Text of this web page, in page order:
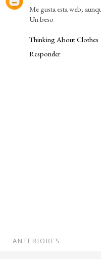
Me gusta esta web,
Un beso
Thinking About Clothes
Responder
ANTERIORES